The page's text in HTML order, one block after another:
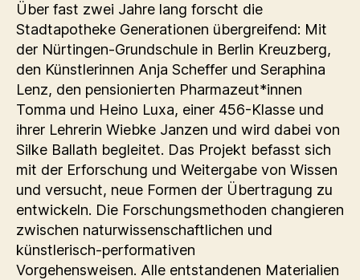
Über fast zwei Jahre lang forscht die
Stadtapotheke Generationen übergreifend: Mit
der Nürtingen-Grundschule in Berlin Kreuzberg,
den Künstlerinnen Anja Scheffer und Seraphina
Lenz, den pensionierten Pharmazeut*innen
Tomma und Heino Luxa, einer 456-Klasse und
ihrer Lehrerin Wiebke Janzen und wird dabei von
Silke Ballath begleitet. Das Projekt befasst sich
mit der Erforschung und Weitergabe von Wissen
und versucht, neue Formen der Übertragung zu
entwickeln. Die Forschungsmethoden changieren
zwischen naturwissenschaftlichen und
künstlerisch-performativen
Vorgehensweisen. Alle entstandenen Materialien